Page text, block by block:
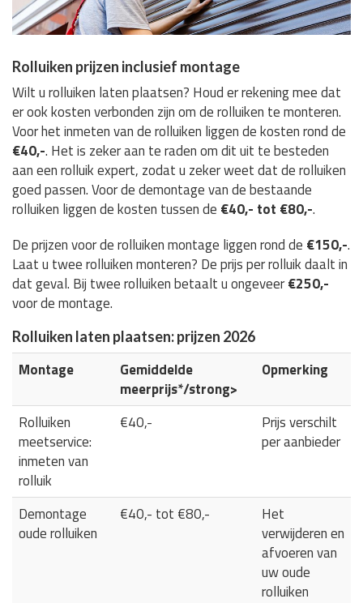
Rolluiken prijzen inclusief montage
Wilt u rolluiken laten plaatsen? Houd er rekening mee dat
er ook kosten verbonden zijn om de rolluiken te monteren.
Voor het inmeten van de rolluiken liggen de kosten rond de
€40,-. Het is zeker aan te raden om dit uit te besteden
aan een rolluik expert, zodat u zeker weet dat de rolluiken
goed passen. Voor de demontage van de bestaande
rolluiken liggen de kosten tussen de €40,- tot €80,-.
De prijzen voor de rolluiken montage liggen rond de €150,-.
Laat u twee rolluiken monteren? De prijs per rolluik daalt in
dat geval. Bij twee rolluiken betaalt u ongeveer€250,-
voor de montage.
Rolluiken laten plaatsen: prijzen 2026
Montage
Gemiddelde
meerprijs*/strong>
Opmerking
Rolluiken
meetservice:
inmeten van
rolluik
€40,-
Prijs verschilt
per aanbieder
Demontage
oude rolluiken
€40,- tot €80,-
Het
verwijderen en
afvoeren van
uw oude
rolluiken